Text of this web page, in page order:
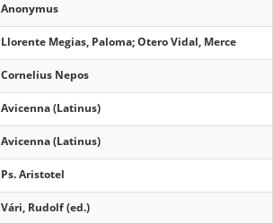
Anonymus
Llorente Megias, Paloma; Otero Vidal, Merce
Cornelius Nepos
Avicenna (Latinus)
Avicenna (Latinus)
Ps. Aristotel
Vári, Rudolf (ed.)